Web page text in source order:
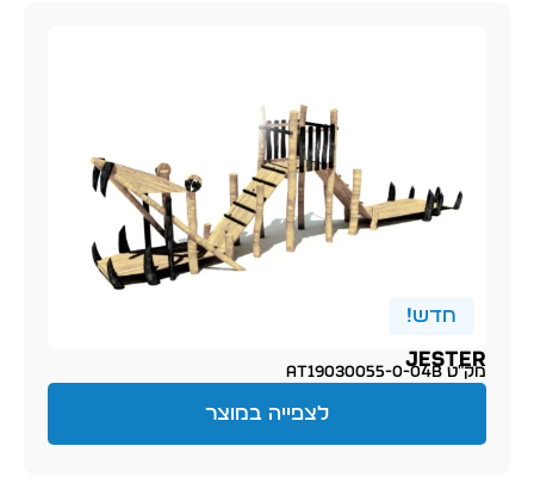
חדש!
Jester
מק״ט AT19030055-0-04b
לצפייה במוצר